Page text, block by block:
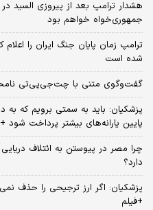
هشدار ترامپ بعد از پیروزی السید
جمهوری‌خواه خواهم بود
ترامپ زمان پایان جنگ ایران را
شده است
گفت‌وگوی متنی با چت‌جی‌پی‌تی
پزشکیان: باید به سمتی برویم که
پایین یارانه‌های بیشتر پرداخت شود
چرا مصر در پیوستن به ائتلاف دریایی
دارد؟
پزشکیان: اگر ارز ترجیحی را حذف
+فیلم